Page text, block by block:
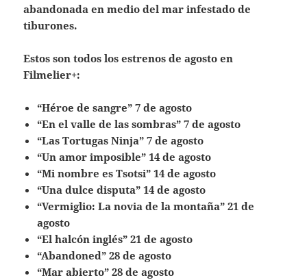
abandonada en medio del mar infestado de
tiburones.
Estos son todos los estrenos de agosto en
Filmelier+:
“Héroe de sangre” 7 de agosto
“En el valle de las sombras” 7 de agosto
“Las Tortugas Ninja” 7 de agosto
“Un amor imposible” 14 de agosto
“Mi nombre es Tsotsi” 14 de agosto
“Una dulce disputa” 14 de agosto
“Vermiglio: La novia de la montaña” 21 de
agosto
“El halcón inglés” 21 de agosto
“Abandoned” 28 de agosto
“Mar abierto” 28 de agosto